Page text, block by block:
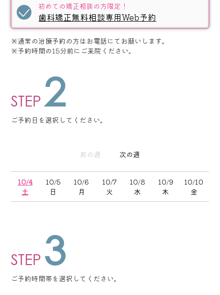
初めての矯正相談の方限定！
歯科矯正無料相談専用Web予約
※通常の治療予約の方はお電話にてお願いします。
※予約時間の15分前にご来院ください。
STEP 2
ご予約日を選択してください。
前の週 次の週
10/4
土
10/5
日
10/6
月
10/7
火
10/8
水
10/9
木
10/10
金
STEP 3
ご予約時間帯を選択してください。